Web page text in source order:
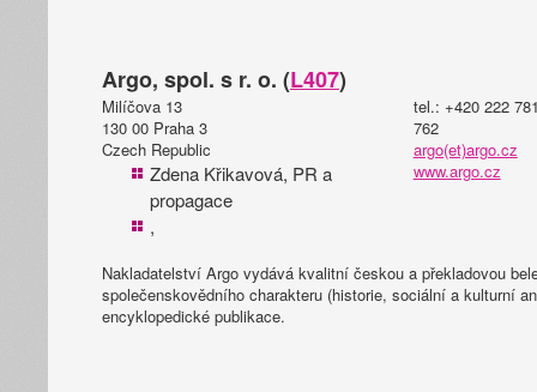
Argo, spol. s r. o. (L407)
Milíčova 13
130 00 Praha 3
Czech Republic
Zdena Křikavová, PR a
propagace
,
tel.: +420 222
762
argo(et)argo.cz
www.argo.cz
Nakladatelství Argo vydává kvalitní českou a překladovou
společenskovědního charakteru (historie, sociální a kulturní
encyklopedické publikace.